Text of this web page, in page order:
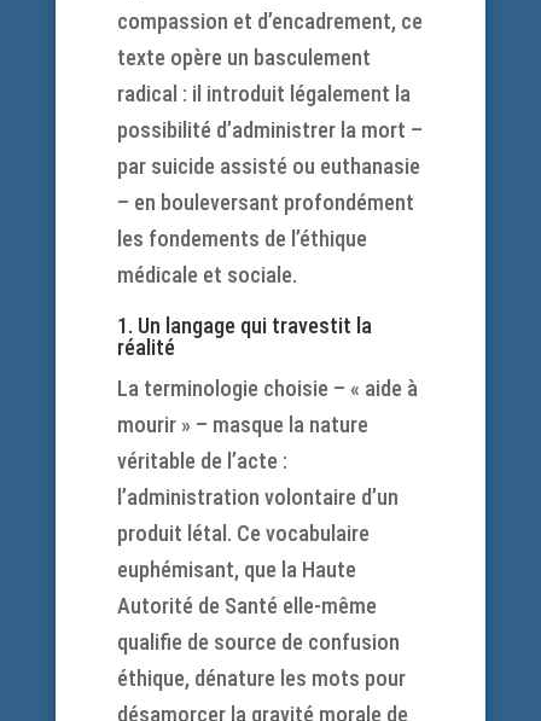
compassion et d’encadrement, ce
texte opère un basculement
radical : il introduit légalement la
possibilité d’administrer la mort –
par suicide assisté ou euthanasie
– en bouleversant profondément
les fondements de l’éthique
médicale et sociale.
1. Un langage qui travestit la
réalité
La terminologie choisie – « aide à
mourir » – masque la nature
véritable de l’acte :
l’administration volontaire d’un
produit létal. Ce vocabulaire
euphémisant, que la Haute
Autorité de Santé elle-même
qualifie de source de confusion
éthique, dénature les mots pour
désamorcer la gravité morale de